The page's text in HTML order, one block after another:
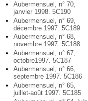
Aubermensuel, n° 70,
janvier 1998. 5C190
Aubermensuel, n° 69,
décembre 1997. 5C189
Aubermensuel, n° 68,
novembre 1997. 5C188
Aubermensuel, n° 67,
octobre1997. 5C187
Aubermensuel, n° 66,
septembre 1997. 5C186
Aubermensuel, n° 65,
juillet-août 1997. 5C185